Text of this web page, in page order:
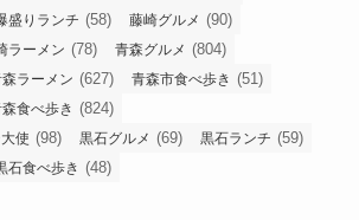
盛りランチ (58) 藤崎グルメ (90)
ラーメン (78) 青森グルメ (804)
ラーメン (627) 青森市食べ歩き (51)
食べ歩き (824)
使 (98) 黒石グルメ (69) 黒石ランチ (59)
石食べ歩き (48)